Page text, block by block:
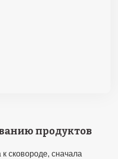
продуктов
сковороде, сначала